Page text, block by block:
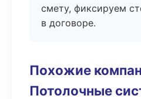
смету, фиксируем
в договоре.
Похожие
Потолочные